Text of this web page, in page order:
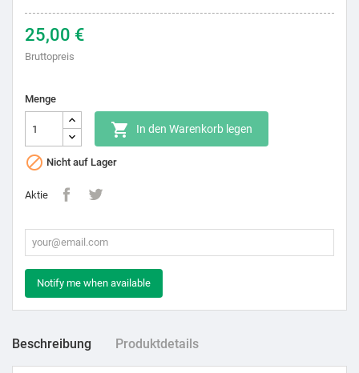
25,00 €
Bruttopreis
Menge
 In den Warenkorb legen
 Nicht auf Lager
Aktie
Notify me when available
Beschreibung Produktdetails